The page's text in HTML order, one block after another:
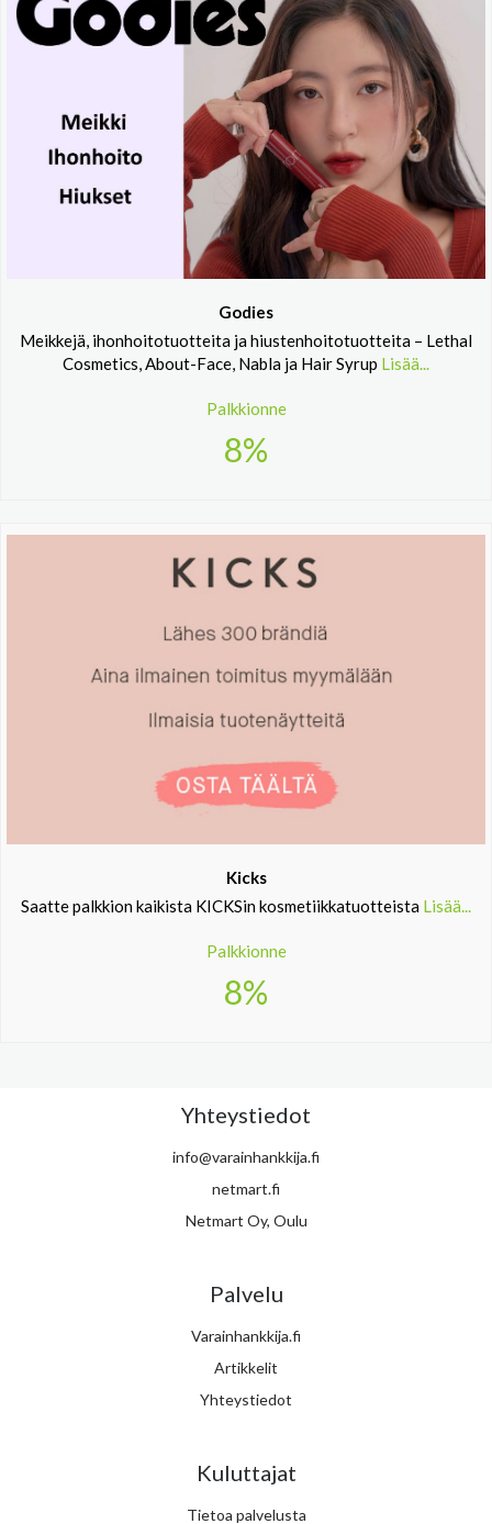
Godies
Meikkejä, ihonhoitotuotteita ja hiustenhoitotuotteita – Lethal
Cosmetics, About-Face, Nabla ja Hair Syrup Lisää...
Palkkionne
8%
Kicks
Saatte palkkion kaikista KICKSin kosmetiikkatuotteista Lisää...
Palkkionne
8%
Yhteystiedot
info@varainhankkija.fi
netmart.fi
Netmart Oy, Oulu
Palvelu
Varainhankkija.fi
Artikkelit
Yhteystiedot
Kuluttajat
Tietoa palvelusta